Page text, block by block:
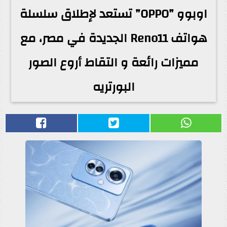
اوبوو ”OPPO” تستعد لإطلاق سلسلة
هواتف Reno11 الجديدة في مصر، مع
مميزات رائعة و التقاط أروع الصور
البورتريه